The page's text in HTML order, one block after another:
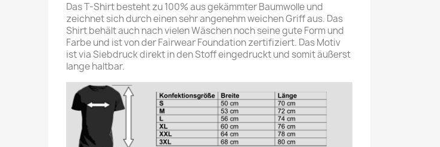
Das T-Shirt besteht zu 100% aus gekämmter Baumwolle und
zeichnet sich durch einen sehr angenehm weichen Griff aus. Das
Shirt behält auch nach vielen Wäschen noch seine gute Form und
Farbe und ist von der Fairwear Foundation zertifiziert. Das Motiv
ist via Siebdruck direkt in den Stoff eingedruckt und somit äußerst
lange haltbar.